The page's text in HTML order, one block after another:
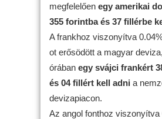
megfelelően egy amerikai
355 forintba és 37 fillérbe
A frankhoz viszonyítva
ot erősödött a magyar
órában egy svájci frankért
és 04 fillért kell adni a
devizapiacon.
Az angol fonthoz viszonyítva